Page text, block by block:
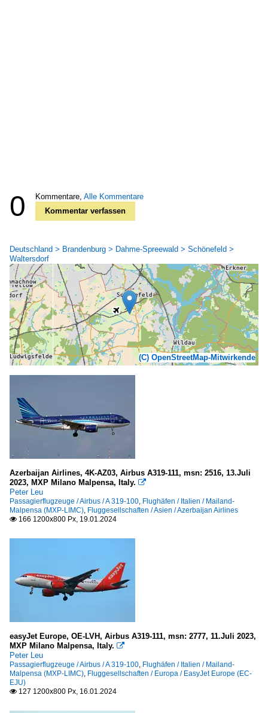
0 Kommentare, Alle Kommentare
Kommentar verfassen
Deutschland > Brandenburg > Dahme-Spreewald > Schönefeld >
Waltersdorf
(C) OpenStreetMap-Mitwirkende
Azerbaijan Airlines, 4K-AZ03, Airbus A319-111, msn: 2516, 13.Juli
2023, MXP Milano Malpensa, Italy. 
Peter Leu
Passagierflugzeuge / Airbus / A 319-100, Flughäfen / Italien / Mailand-
Malpensa (MXP-LIMC), Fluggesellschaften / Asien / Azerbaijan Airlines
 166 1200x800 Px, 19.01.2024
easyJet Europe, OE-LVH, Airbus A319-111, msn: 2777, 11.Juli 2023,
MXP Milano Malpensa, Italy. 
Peter Leu
Passagierflugzeuge / Airbus / A 319-100, Flughäfen / Italien / Mailand-
Malpensa (MXP-LIMC), Fluggesellschaften / Europa / EasyJet Europe (EC-
EJU)
 127 1200x800 Px, 16.01.2024